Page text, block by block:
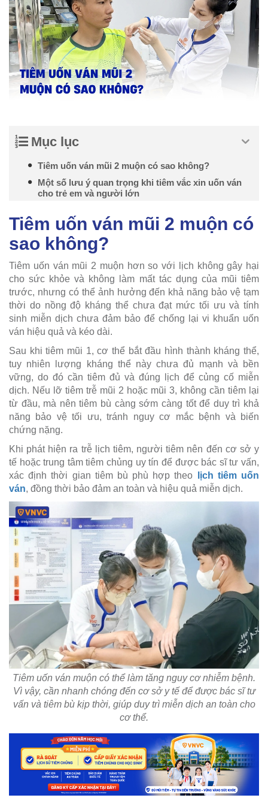
Mục lục
Tiêm uốn ván mũi 2 muộn có sao không?
Một số lưu ý quan trọng khi tiêm vắc xin uốn ván
cho trẻ em và người lớn
Tiêm uốn ván mũi 2 muộn có
sao không?
Tiêm uốn ván mũi 2 muộn hơn so với lịch không gây hại
cho sức khỏe và không làm mất tác dụng của mũi tiêm
trước, nhưng có thể ảnh hưởng đến khả năng bảo vệ tạm
thời do nồng độ kháng thể chưa đạt mức tối ưu và tính
sinh miễn dịch chưa đảm bảo để chống lại vi khuẩn uốn
ván hiệu quả và kéo dài.
Sau khi tiêm mũi 1, cơ thể bắt đầu hình thành kháng thể,
tuy nhiên lượng kháng thể này chưa đủ mạnh và bền
vững, do đó cần tiêm đủ và đúng lịch để củng cố miễn
dịch. Nếu lỡ tiêm trễ mũi 2 hoặc mũi 3, không cần tiêm lại
từ đầu, mà nên tiêm bù càng sớm càng tốt để duy trì khả
năng bảo vệ tối ưu, tránh nguy cơ mắc bệnh và biến
chứng nặng.
Khi phát hiện ra trễ lịch tiêm, người tiêm nên đến cơ sở y
tế hoặc trung tâm tiêm chủng uy tín để được bác sĩ tư vấn,
xác định thời gian tiêm bù phù hợp theo
lịch tiêm uốn
ván, đồng thời bảo đảm an toàn và hiệu quả miễn dịch.
Tiêm uốn ván muộn có thể làm tăng nguy cơ nhiễm bệnh.
Vì vậy, cần nhanh chóng đến cơ sở y tế để được bác sĩ tư
vấn và tiêm bù kịp thời, giúp duy trì miễn dịch an toàn cho
cơ thể.